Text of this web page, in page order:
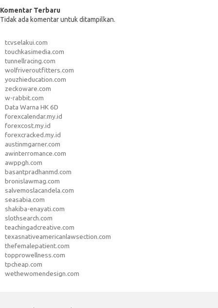
Komentar Terbaru
Tidak ada komentar untuk ditampilkan.
tcvselakui.com
touchkasimedia.com
tunnellracing.com
wolfriveroutfitters.com
youzhieducation.com
zeckoware.com
w-rabbit.com
Data Warna HK 6D
forexcalendar.my.id
forexcost.my.id
forexcracked.my.id
austinmgarner.com
awinterromance.com
awppgh.com
basantpradhanmd.com
bronislawmag.com
salvemoslacandela.com
seasabia.com
shakiba-enayati.com
slothsearch.com
teachingadcreative.com
texasnativeamericanlawsection.com
thefemalepatient.com
topprowellness.com
tpcheap.com
wethewomendesign.com